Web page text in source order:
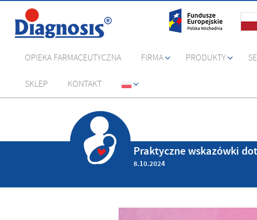
OPIEKA FARMACEUTYCZNA FIRMA PRODUKTY
SKLEP KONTAKT
Praktyczne wskazówki
8.10.2024